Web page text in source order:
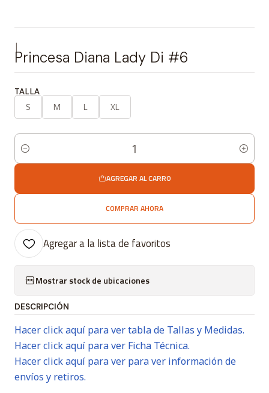
|
Princesa Diana Lady Di #6
TALLA
S M L XL
Cantidad
AGREGAR AL CARRO
COMPRAR AHORA
Agregar a la lista de favoritos
Mostrar stock de ubicaciones
DESCRIPCIÓN
Hacer click aquí para ver tabla de Tallas y Medidas.
Hacer click aquí para ver Ficha Técnica.
Hacer click aquí para ver para ver información de
envíos y retiros.